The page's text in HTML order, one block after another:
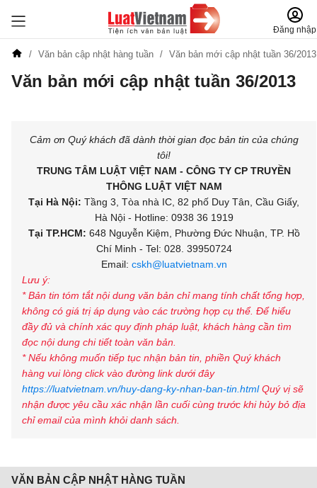
Đăng nhập
Văn bản cập nhật hàng tuần Văn bản mới cập nhật tuần 36/2013
Văn bản mới cập nhật tuần 36/2013
Cảm ơn Quý khách đã dành thời gian đọc bản tin của chúng
tôi!
TRUNG TÂM LUẬT VIỆT NAM - CÔNG TY CP TRUYỀN
THÔNG LUẬT VIỆT NAM
Tại Hà Nội: Tầng 3, Tòa nhà IC, 82 phố Duy Tân, Cầu Giấy,
Hà Nội - Hotline: 0938 36 1919
Tại TP.HCM: 648 Nguyễn Kiệm, Phường Đức Nhuận, TP. Hồ
Chí Minh - Tel: 028. 39950724
Email: cskh@luatvietnam.vn
Lưu ý:
* Bản tin tóm tắt nội dung văn bản chỉ mang tính chất tổng hợp,
không có giá trị áp dụng vào các trường hợp cụ thể. Để hiểu
đầy đủ và chính xác quy định pháp luật, khách hàng cần tìm
đọc nội dung chi tiết toàn văn bản.
* Nếu không muốn tiếp tục nhận bản tin, phiền Quý khách
hàng vui lòng click vào đường link dưới đây
https://luatvietnam.vn/huy-dang-ky-nhan-ban-tin.htmlQuý vị sẽ
nhận được yêu cầu xác nhận lần cuối cùng trước khi hủy bỏ địa
chỉ email của mình khỏi danh sách.
VĂN BẢN CẬP NHẬT HÀNG TUẦN